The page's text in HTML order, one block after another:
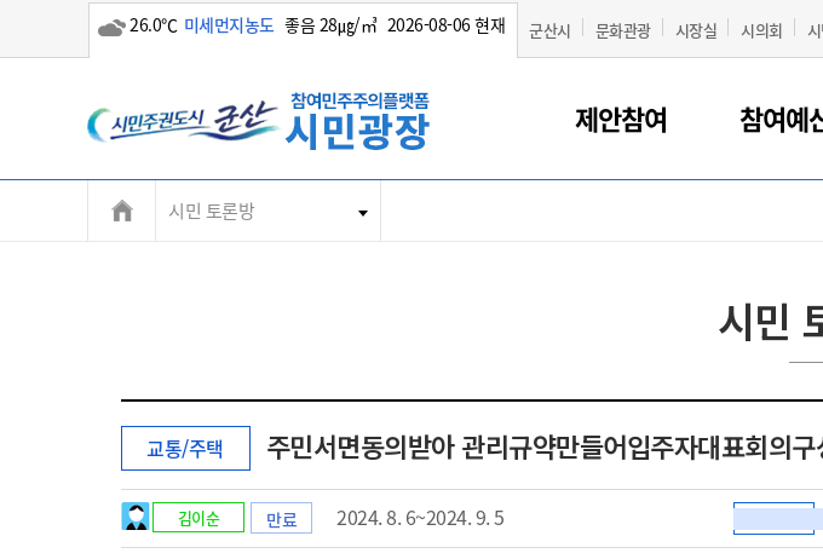
26.0℃ 미세먼지농도 좋음 28㎍/㎥ 2026-08-06 현재 군산시 문화관광 시장실 시의회
제안참여 참여예
시민 토론방
시민
교통/주택 주민서면동의받아 관리규약만들어입주자대표회의
김이순 만료 2024. 8. 6~2024. 9. 5
청
기
획
예
산
과
정